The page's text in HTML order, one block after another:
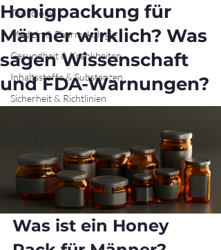
Toxikologie
Medizin & Pharmakologie
Gesundheit & Krankheiten
Inhaltsstoffe & Substanzen
Sicherheit & Richtlinien
Honigpackung für
Männer wirklich? Was
sagen Wissenschaft
und FDA-Warnungen?
Was ist ein Honey